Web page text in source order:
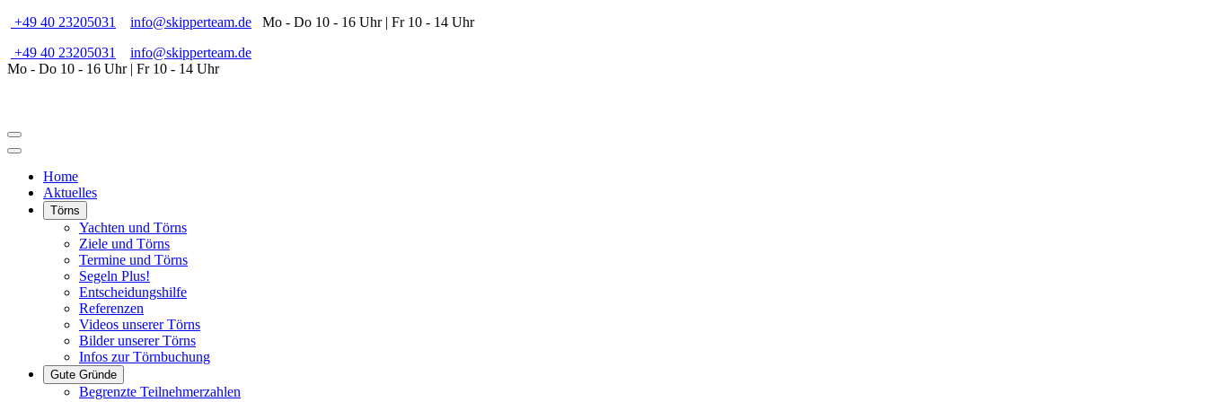
+49 40 23205031 info@skipperteam.de Mo - Do 10 - 16 Uhr | Fr 10 - 14 Uhr
+49 40 23205031
info@skipperteam.de
Mo - Do 10 - 16 Uhr | Fr 10 - 14 Uhr
Home
Aktuelles
Törns
Yachten und Törns
Ziele und Törns
Termine und Törns
Segeln Plus!
Entscheidungshilfe
Referenzen
Videos unserer Törns
Bilder unserer Törns
Infos zur Törnbuchung
Gute Gründe
Begrenzte Teilnehmerzahlen